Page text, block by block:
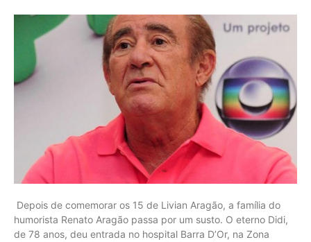
Depois de comemorar os 15 de Livian Aragão, a família do
humorista Renato Aragão passa por um susto. O eterno Didi,
de 78 anos, deu entrada no hospital Barra D’Or, na Zona